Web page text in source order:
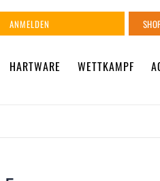
Suche
ANMELDEN
HARTWARE WETTKAMPF